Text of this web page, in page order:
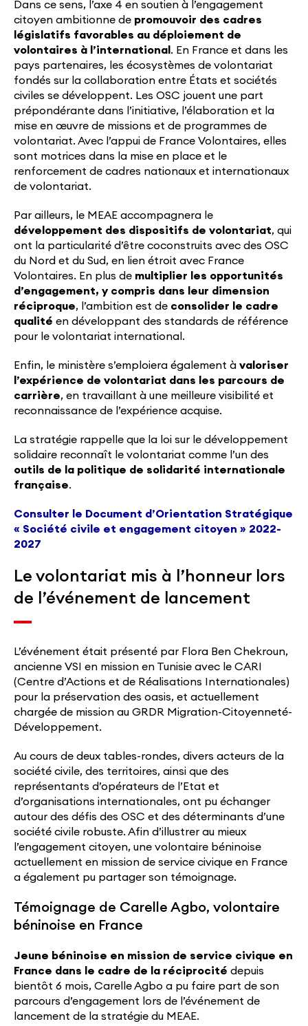
Dans ce sens, l’axe 4 en soutien à l’engagement
citoyen ambitionne de promouvoir des cadres
législatifs favorables au déploiement de
volontaires à l’international . En France et dans les
pays partenaires, les écosystèmes de volontariat
fondés sur la collaboration entre États et sociétés
civiles se développent. Les OSC jouent une part
prépondérante dans l’initiative, l’élaboration et la
mise en œuvre de missions et de programmes de
volontariat. Avec l’appui de France Volontaires, elles
sont motrices dans la mise en place et le
renforcement de cadres nationaux et internationaux
de volontariat.
Par ailleurs, le MEAE accompagnera le
développement des dispositifs de volontariat, qui
ont la particularité d’être coconstruits avec des OSC
du Nord et du Sud, en lien étroit avec France
Volontaires. En plus de multiplier les opportunités
d’engagement, y compris dans leur dimension
réciproque, l’ambition est de consolider le cadre
qualité en développant des standards de référence
pour le volontariat international.
Enfin, le ministère s’emploiera également à valoriser
l’expérience de volontariat dans les parcours de
carrière, en travaillant à une meilleure visibilité et
reconnaissance de l’expérience acquise.
La stratégie rappelle que la loi sur le développement
solidaire reconnaît le volontariat comme l’un des
outils de la politique de solidarité internationale
française.
Consulter le Document d’Orientation Stratégique
« Société civile et engagement citoyen » 2022-
2027
Le volontariat mis à l’honneur lors
de l’événement de lancement
L’événement était présenté par Flora Ben Chekroun,
ancienne VSI en mission en Tunisie avec le CARI
(Centre d’Actions et de Réalisations Internationales)
pour la préservation des oasis, et actuellement
chargée de mission au GRDR Migration-Citoyenneté-
Développement.
Au cours de deux tables-rondes, divers acteurs de la
société civile, des territoires, ainsi que des
représentants d’opérateurs de l’Etat et
d’organisations internationales, ont pu échanger
autour des défis des OSC et des déterminants d’une
société civile robuste. Afin d’illustrer au mieux
l’engagement citoyen, une volontaire béninoise
actuellement en mission de service civique en France
a également pu partager son témoignage.
Témoignage de Carelle Agbo, volontaire
béninoise en France
Jeune béninoise en mission de service civique en
France dans le cadre de la réciprocité depuis
bientôt 6 mois, Carelle Agbo a pu faire part de son
parcours d’engagement lors de l’événement de
lancement de la stratégie du MEAE.